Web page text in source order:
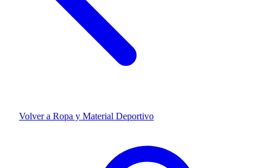
Volver a Ropa y Material Deportivo